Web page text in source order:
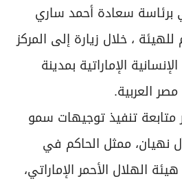
برئاسة سعادة أحمد ساري
، خلال زيارة إلى المركز
الإماراتية بمدينة
العربية.
متابعة تنفيذ توجيهات سمو
نهيان، ممثل الحاكم في
الهلال الأحمر الإماراتي،